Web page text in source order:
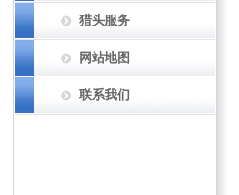
猎头服务
网站地图
联系我们